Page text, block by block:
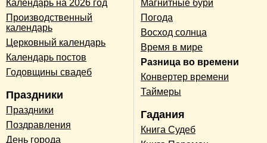
Календарь на 2026 год
Производственный
календарь
Церковный календарь
Календарь постов
Годовщины свадеб
Праздники
Праздники
Поздравления
День города
Магнитные бури
Погода
Восход солнца
Время в мире
Разница во времени
Конвертер времени
Таймеры
Гадания
Книга Судеб